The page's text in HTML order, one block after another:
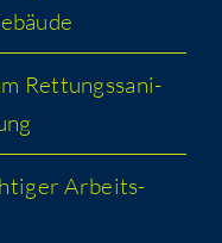
Ret­tungs­sa­ni­
Arbeits­